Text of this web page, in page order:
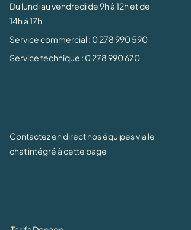
Du lundi au vendredi de 9h à 12h et de
14h à 17h
Service commercial : 0 278 990 590
Service technique : 0 278 990 670
Contactez en direct nos équipes via le
chat intégré à cette page